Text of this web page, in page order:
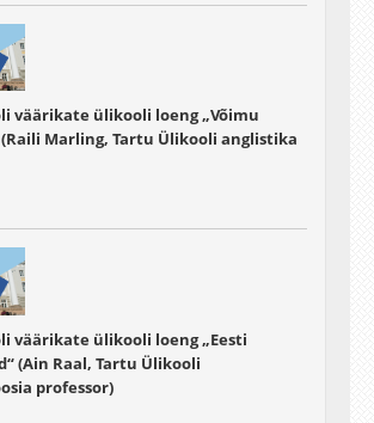
väärikate ülikooli loeng „Võimu
Marling, Tartu Ülikooli anglistika
väärikate ülikooli loeng „Eesti
(Ain Raal, Tartu Ülikooli
professor)